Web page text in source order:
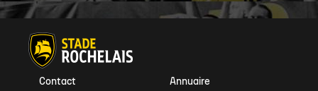
Annuaire
Contact